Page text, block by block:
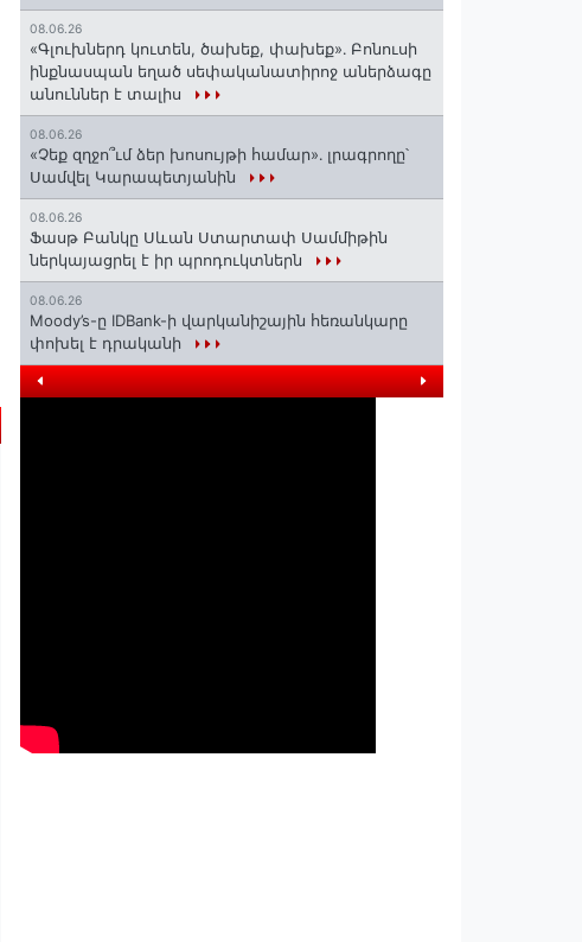
08.06.26
«Գլուխներդ կուտեն, ծախեք, փախեք»․ Բոնուսի
ինքնասպան եղած սեփականատիրոջ աներձագը
անուններ է տալիս
08.06.26
«Չեք զղջո՞ւմ ձեր խոսույթի համար»․ լրագրողը՝
Սամվել Կարապետյանին
08.06.26
Ֆասթ Բանկը Սևան Ստարտափ Սամմիթին
ներկայացրել է իր պրոդուկտներն
08.06.26
Moody’s-ը IDBank-ի վարկանիշային հեռանկարը
փոխել է դրականի